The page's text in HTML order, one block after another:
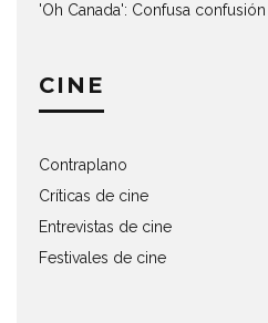
'Oh Canada': Confusa confusión
CINE
Contraplano
Críticas de cine
Entrevistas de cine
Festivales de cine